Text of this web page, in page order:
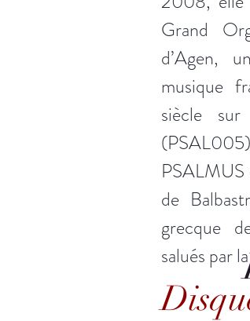
Grand
d’Agen,
musique
siècle
PSALMUS
de
grecque
salués par